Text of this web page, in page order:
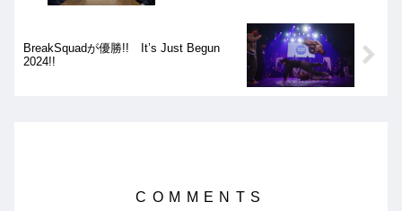
BreakSquadが優勝!! It’s Just Begun
2024!!